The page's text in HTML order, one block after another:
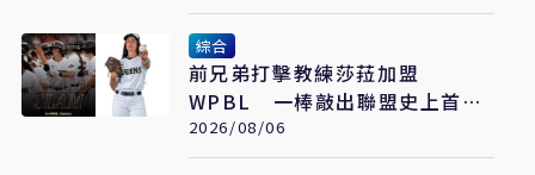
綜合
前兄弟打擊教練莎菈加盟
WPBL 一棒敲出聯盟史上首支
滿貫砲
2026/08/06